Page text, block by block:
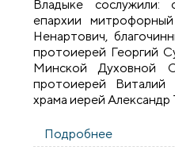
Владыке сослужили:
епархии
Ненартович,
протоиерей Георгий
Минской Духовной
протоиерей Виталий
храма иерей Александр
Подробнее
Георгия